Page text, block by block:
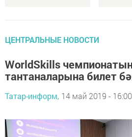
ЦЕНТРАЛЬНЫЕ НОВОСТИ
WorldSkills
тантаналарына билет
Татар-информ, 14 май 2019 - 16:00